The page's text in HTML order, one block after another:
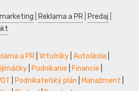
Reklama a PR Predaj
a PR Vrtuľníky Autoškola
Podnikanie Financie
Podnikateľský plán Manažment